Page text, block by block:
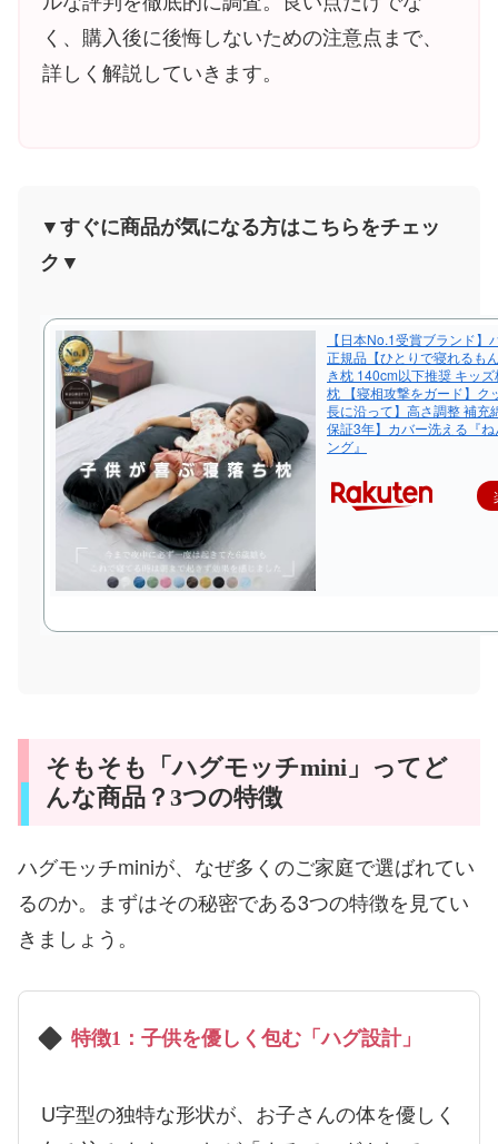
く、購入後に後悔しないための注意点まで、
詳しく解説していきます。
▼すぐに商品が気になる方はこちらをチェッ
ク▼
【日本No.1受賞ブランド】
正規品【ひとりで寝れるも
き枕 140cm以下推奨 キッ
枕 【寝相攻撃をガード】ク
長に沿って】高さ調整 補充
保証3年】カバー洗える『
ング』
そもそも「ハグモッチmini」ってど
んな商品？3つの特徴
ハグモッチminiが、なぜ多くのご家庭で選ばれてい
るのか。まずはその秘密である3つの特徴を見てい
きましょう。
特徴1：子供を優しく包む「ハグ設計」
U字型の独特な形状が、お子さんの体を優しく